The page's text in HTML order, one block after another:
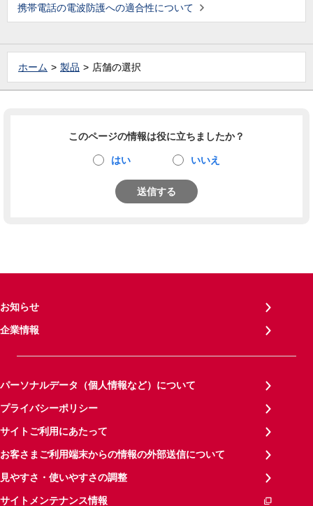
携帯電話の電波防護への適合性について
ホーム 製品 店舗の選択
このページの情報は役に立ちましたか？
はい いいえ
送信する
お知らせ
企業情報
パーソナルデータ（個人情報など）について
プライバシーポリシー
サイトご利用にあたって
お客さまご利用端末からの情報の外部送信について
見やすさ・使いやすさの調整
サイトメンテナンス情報